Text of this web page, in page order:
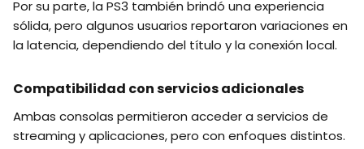
Por su parte, la PS3 también brindó una experiencia
sólida, pero algunos usuarios reportaron variaciones en
la latencia, dependiendo del título y la conexión local.
Compatibilidad con servicios adicionales
Ambas consolas permitieron acceder a servicios de
streaming y aplicaciones, pero con enfoques distintos.